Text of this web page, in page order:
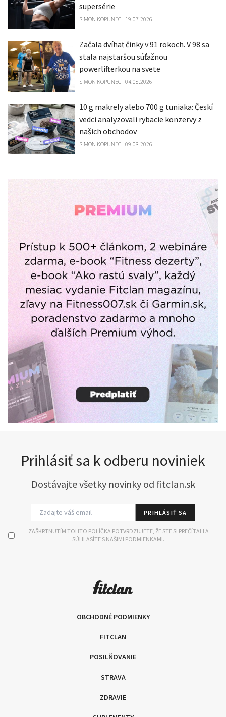
supersérie
SIMON KOPUNEC 19.07.2026
Začala dvíhať činky v 91 rokoch. V 98 sa
stala najstaršou súťažnou
powerlifterkou na svete
SIMON KOPUNEC 04.08.2026
10 g makrely alebo 700 g tuniaka: Českí
vedci analyzovali rybacie konzervy z
našich obchodov
SIMON KOPUNEC 09.08.2026
Prihlásiť sa k odberu noviniek
Dostávajte všetky novinky od fitclan.sk
PRIHLÁSIŤ SA
ZAŠKRTNUTÍM TOHTO POLÍČKA POTVRDZUJETE, ŽE STE SI PREČÍTALI A
SÚHLASÍTE S NAŠIMI PODMIENKAMI.
OBCHODNÉ PODMIENKY
FITCLAN
POSILŇOVANIE
STRAVA
ZDRAVIE